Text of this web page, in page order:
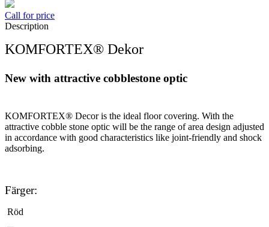
Call for price
Description
KOMFORTEX® Dekor
New with attractive cobblestone optic
KOMFORTEX® Decor is the ideal floor covering. With the
attractive cobble stone optic will be the range of area design adjusted
in accordance with good characteristics like joint-friendly and shock
adsorbing.
Färger:
Röd